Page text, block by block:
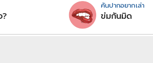
?
คันปากอยากเล่า
ข่มกันมิด